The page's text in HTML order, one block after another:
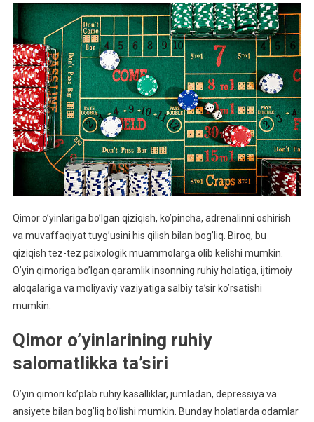
Qimor o’yinlariga bo’lgan qiziqish, ko’pincha, adrenalinni oshirish
va muvaffaqiyat tuyg’usini his qilish bilan bog’liq. Biroq, bu
qiziqish tez-tez psixologik muammolarga olib kelishi mumkin.
O’yin qimoriga bo’lgan qaramlik insonning ruhiy holatiga, ijtimoiy
aloqalariga va moliyaviy vaziyatiga salbiy ta’sir ko’rsatishi
mumkin.
Qimor o’yinlarining ruhiy
salomatlikka ta’siri
O’yin qimori ko’plab ruhiy kasalliklar, jumladan, depressiya va
ansiyete bilan bog’liq bo’lishi mumkin. Bunday holatlarda odamlar